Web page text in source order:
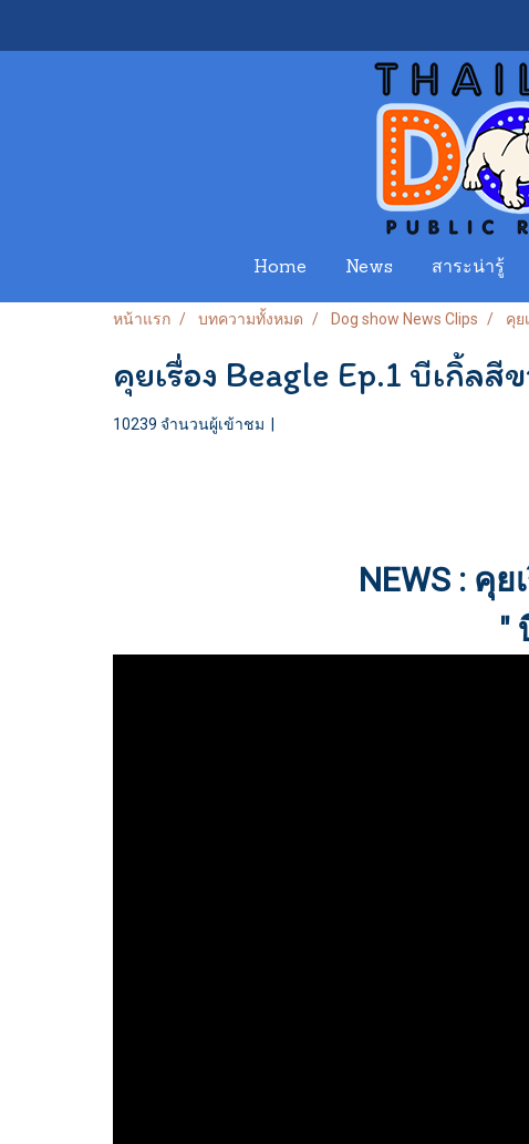
Home News สาระน่ารู้
หน้าแรก บทความทั้งหมด Dog show News Clips คุย
คุยเรื่อง Beagle Ep.1 บีเกิ้ล
10239 จำนวนผู้เข้าชม |
NEWS : คุ
"